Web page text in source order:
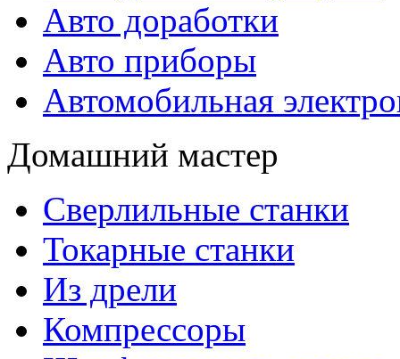
Авто доработки
Авто приборы
Автомобильная
Домашний мастер
Сверлильные станки
Токарные станки
Из дрели
Компрессоры